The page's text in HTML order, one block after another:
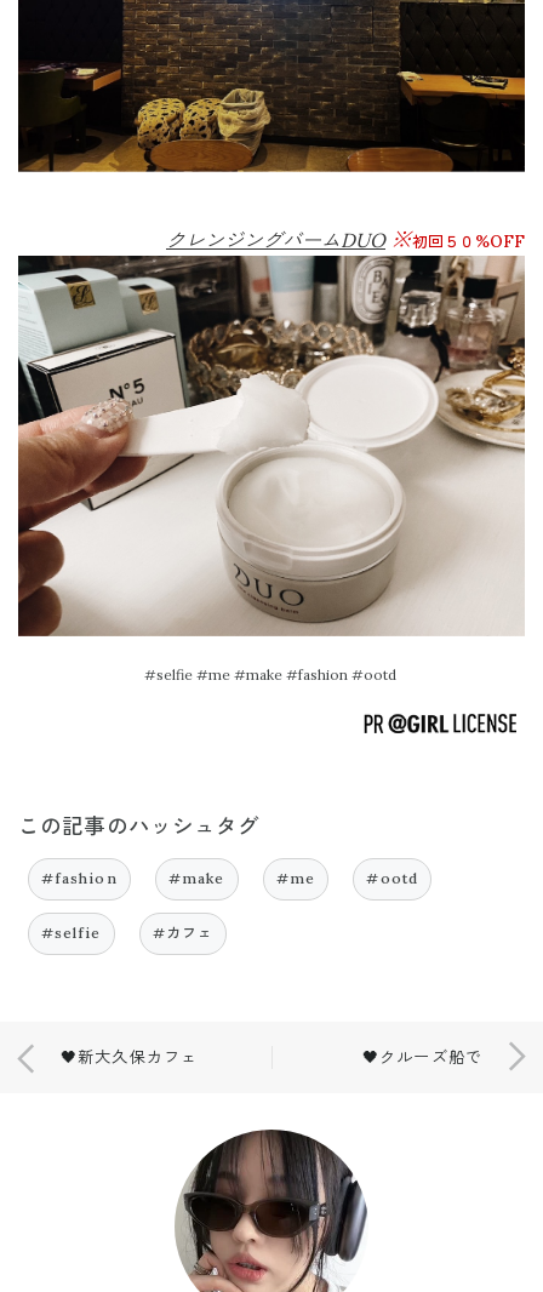
クレンジングバームDUO ※初回５０%OFF
#selfie #me #make #fashion #ootd
この記事のハッシュタグ
#fashion #make #me #ootd
#selfie #カフェ
🖤新大久保カフェ 🖤クルーズ船で